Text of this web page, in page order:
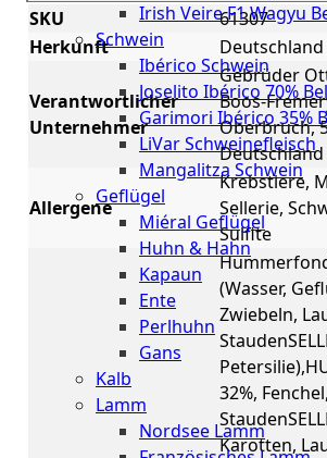
Irish Veire F1 Wagyu
Schwein
Ibérico Schwein
Joselito Ibérico 70%
Garimori Ibérico 35%
LiVar Schweinefleisch
Mangalitza Schwein
Geflügel
Miéral Geflügel
Huhn & Hahn
Kapaun
Ente
Perlhuhn
Gans
Kalb
Lamm
Nordsee Lamm
SKU
61307
Herkunft
Deutschland
Verantwortlicher
Unternehmer
Gebrüder
Boos-
Oberbruch,
Deutschland
Allergene
Krebstiere,
Sellerie,
Sulfite
(Wasser,
Zwiebeln,
32%,
Karotten,